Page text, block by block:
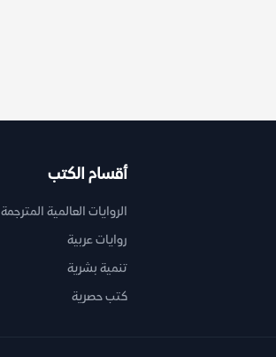
أقسام الكتب
الروايات العالمية المترجمة
روايات عربية
تنمية بشرية
كتب حصرية